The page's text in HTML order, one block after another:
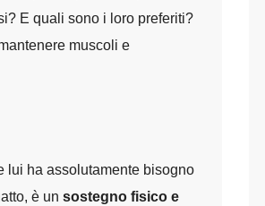
E quali sono i loro preferiti?
muscoli e
lui ha assolutamente bisogno
è un sostegno fisico e